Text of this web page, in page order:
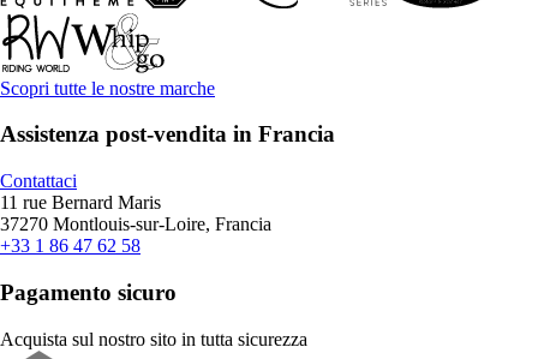
Scopri tutte le nostre marche
Assistenza post-vendita in Francia
Contattaci
11 rue Bernard Maris
37270 Montlouis-sur-Loire, Francia
+33 1 86 47 62 58
Pagamento sicuro
Acquista sul nostro sito in tutta sicurezza